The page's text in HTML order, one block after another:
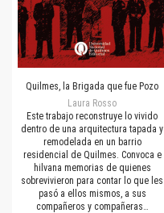
Quilmes, la Brigada que fue Pozo
Laura Rosso
Este trabajo reconstruye lo vivido
dentro de una arquitectura tapada y
remodelada en un barrio
residencial de Quilmes. Convoca e
hilvana memorias de quienes
sobrevivieron para contar lo que les
pasó a ellos mismos, a sus
compañeros y compañeras…